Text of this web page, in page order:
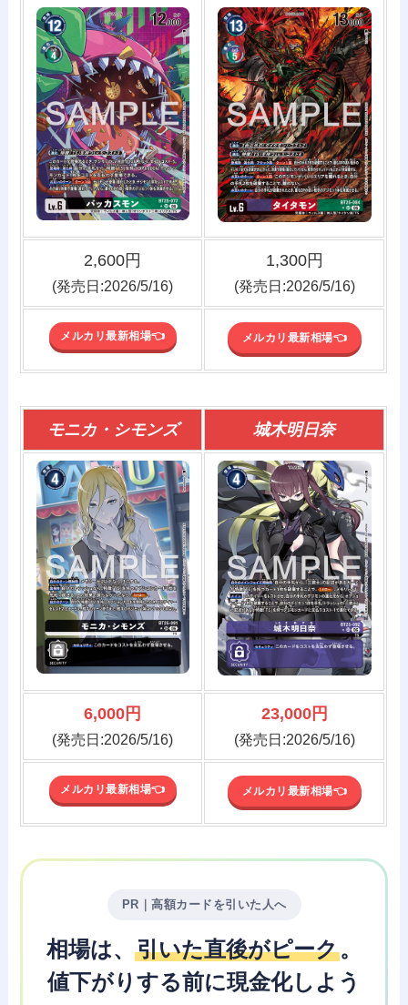
2,600円
(発売日:2026/5/16)
1,300円
(発売日:2026/5/16)
メルカリ最新相場👈️ メルカリ最新相場👈️
モニカ・シモンズ 城木明日奈
6,000円
(発売日:2026/5/16)
23,000円
(発売日:2026/5/16)
メルカリ最新相場👈️ メルカリ最新相場👈️
PR｜高額カードを引いた人へ
相場は、 引いた直後がピーク。
値下がりする前に現金化しよう